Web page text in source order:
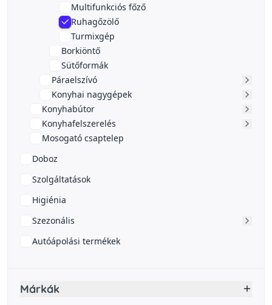
Multifunkciós főző
Ruhagőzölő
Turmixgép
Borkiöntő
Sütőformák
Páraelszívó
Konyhai nagygépek
Konyhabútor
Konyhafelszerelés
Mosogató csaptelep
Doboz
Szolgáltatások
Higiénia
Szezonális
Autóápolási termékek
Márkák